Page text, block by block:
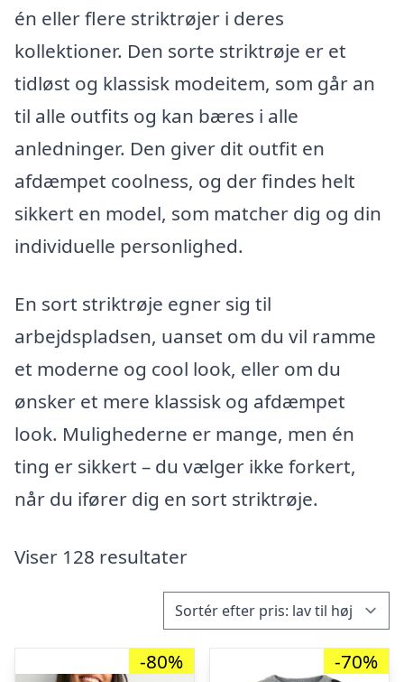
én eller flere striktrøjer i deres
kollektioner. Den sorte striktrøje er et
tidløst og klassisk modeitem, som går an
til alle outfits og kan bæres i alle
anledninger. Den giver dit outfit en
afdæmpet coolness, og der findes helt
sikkert en model, som matcher dig og din
individuelle personlighed.
En sort striktrøje egner sig til
arbejdspladsen, uanset om du vil ramme
et moderne og cool look, eller om du
ønsker et mere klassisk og afdæmpet
look. Mulighederne er mange, men én
ting er sikkert – du vælger ikke forkert,
når du ifører dig en sort striktrøje.
Viser 128 resultater
-80% -70%